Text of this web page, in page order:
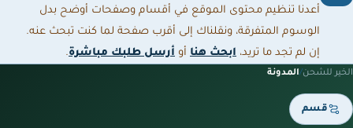
أعدنا تنظيم محتوى الموقع في أقسام وصفحات أوضح بدل
الوسوم المتفرقة، ونقلناك إلى أقرب صفحة لما كنت تبحث عنه.
إن لم تجد ما تريد، ابحث هنا أو أرسل طلبك مباشرة.
الخير للشحن/المدونة
قسم